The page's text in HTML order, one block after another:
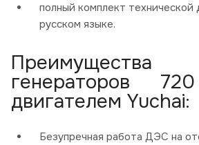
полный комплект технической
русском языке.
Преимущества
генераторов
двигателем Yuchai:
Безупречная работа ДЭС на